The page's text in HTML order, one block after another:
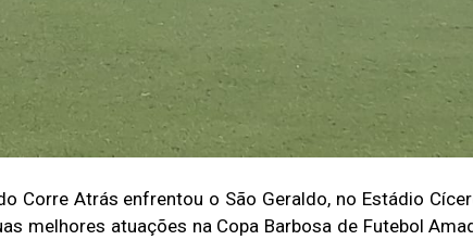
Corre Atrás enfrentou o São Geraldo, no Estádio
melhores atuações na Copa Barbosa de Futebol